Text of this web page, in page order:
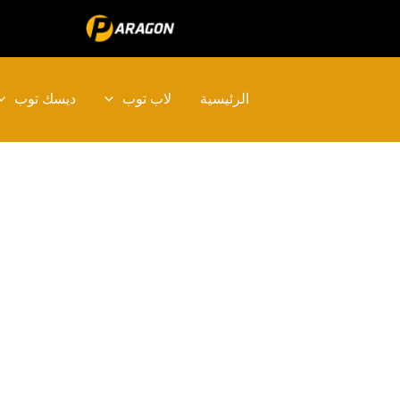
المحتوى
الرئيسية لاب توب ديسك توب